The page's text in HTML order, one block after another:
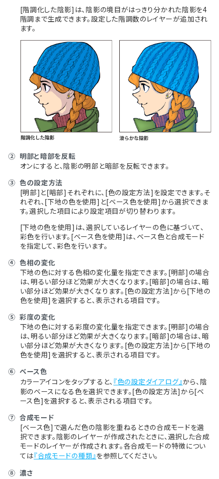
[階調化した陰影]は、陰影の境目がはっきり分かれた陰影を4
階調まで生成できます。設定した階調数のレイヤーが追加され
ます。
② 明部と暗部を反転
オンにすると、陰影の明部と暗部を反転できます。
③ 色の設定方法
[明部]と[暗部]それぞれに、[色の設定方法]を設定できます。そ
れぞれ、[下地の色を使用]と[ベース色を使用]から選択できま
す。選択した項目により設定項目が切り替わります。
[下地の色を使用]は、選択しているレイヤーの色に基づいて、
彩色を行います。[ベース色を使用]は、ベース色と合成モード
を指定して、彩色を行います。
④ 色相の変化
下地の色に対する色相の変化量を指定できます。[明部]の場合
は、明るい部分ほど効果が大きくなります。[暗部]の場合は、暗
い部分ほど効果が大きくなります。[色の設定方法]から[下地の
色を使用]を選択すると、表示される項目です。
⑤ 彩度の変化
下地の色に対する彩度の変化量を指定できます。[明部]の場合
は、明るい部分ほど効果が大きくなります。[暗部]の場合は、暗
い部分ほど効果が大きくなります。[色の設定方法]から[下地の
色を使用]を選択すると、表示される項目です。
⑥ ベース色
カラーアイコンをタップすると、 『色の設定ダイアログ』から、陰
影のベースになる色を選択できます。[色の設定方法]から[ベ
ース色]を選択すると、表示される項目です。
⑦ 合成モード
[ベース色]で選んだ色の陰影を重ねるときの合成モードを選
択できます。陰影のレイヤーが作成されたときに、選択した合成
モードのレイヤーが作成されます。各合成モードの特徴につい
ては『合成モードの種類』を参照してください。
⑧ 濃さ